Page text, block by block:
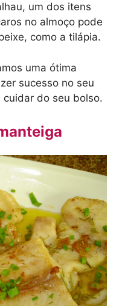
um dos itens
no almoço pode
como a tilápia.
uma ótima
sucesso no seu
do seu bolso.